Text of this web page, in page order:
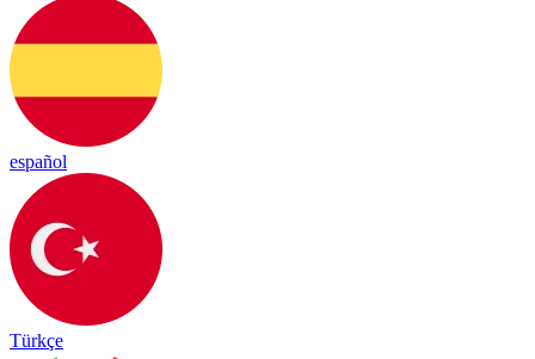
español
Türkçe